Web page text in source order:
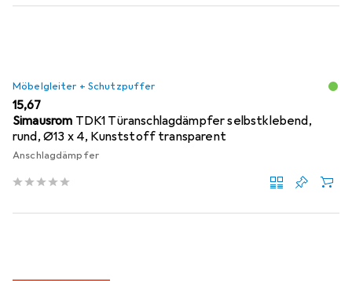
Möbelgleiter + Schutzpuffer
EUR
15,67
Simausrom TDK1 Türanschlagdämpfer selbstklebend,
rund, Ø13 x 4, Kunststoff transparent
Anschlagdämpfer